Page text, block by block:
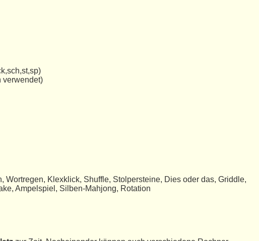
verwendet)
Klexklick, Shuffle, Stolpersteine, Dies oder das, Griddle,
Ampelspiel, Silben-Mahjong, Rotation